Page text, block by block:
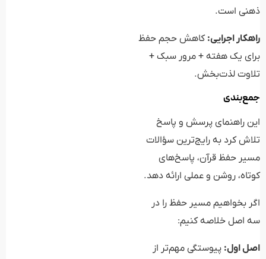
ذهنی است.
راهکار اجرایی: کاهش حجم حفظ
برای یک هفته + مرور سبک +
تلاوت لذت‌بخش.
جمع‌بندی
این راهنمای پرسش و پاسخ
تلاش کرد به رایج‌ترین سؤالات
مسیر حفظ قرآن، پاسخ‌های
کوتاه، روشن و عملی ارائه دهد.
اگر بخواهیم مسیر حفظ را در
سه اصل خلاصه کنیم:
اصل اول: پیوستگی مهم‌تر از